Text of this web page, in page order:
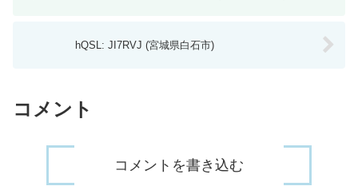
hQSL: JI7RVJ (宮城県白石市)
コメント
コメントを書き込む